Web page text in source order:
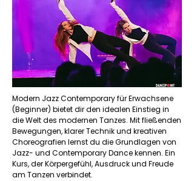
Modern Jazz Contemporary für Erwachsene
(Beginner) bietet dir den idealen Einstieg in
die Welt des modernen Tanzes. Mit fließenden
Bewegungen, klarer Technik und kreativen
Choreografien lernst du die Grundlagen von
Jazz- und Contemporary Dance kennen. Ein
Kurs, der Körpergefühl, Ausdruck und Freude
am Tanzen verbindet.